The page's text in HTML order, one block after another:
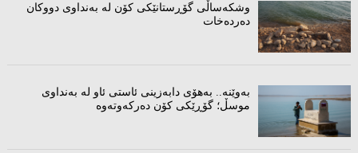
وشکەساڵی گۆڕستانێکی کۆن لە بەنداوی دووکان
دەردەخات
بەوێنە.. بەهۆی دابەزینی ئاستی ئاو لە بەنداوی
موسڵ؛ گۆڕێکی کۆن دەرکەوتەوە